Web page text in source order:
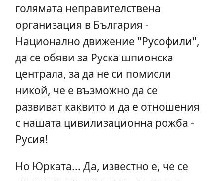
голямата неправителствена
организация в България -
Национално движение "Русофили",
да се обяви за Руска шпионска
централа, за да не си помисли
никой, че е възможно да се
развиват каквито и да е отношения
с нашата цивилизационна рожба -
Русия!
Но Юрката... Да, известно е, че се